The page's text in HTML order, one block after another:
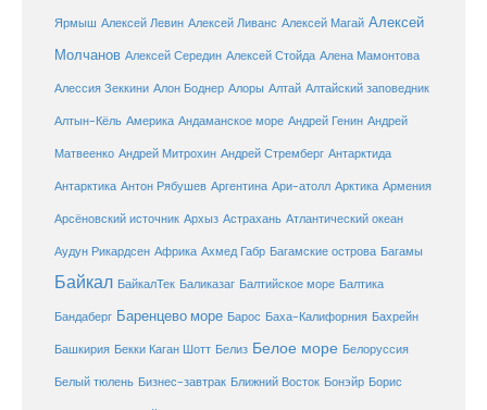
Ярмыш Алексей Левин Алексей Ливанс Алексей Магай Алексей
Молчанов Алексей Середин Алексей Стойда Алена Мамонтова
Алессия Зеккини Алон Боднер Алоры Алтай Алтайский заповедник
Алтын-Кёль Америка Андаманское море Андрей Генин Андрей
Матвеенко Андрей Митрохин Андрей Стремберг Антарктида
Антарктика Антон Рябушев Аргентина Ари-атолл Арктика Армения
Арсёновский источник Архыз Астрахань Атлантический океан
Аудун Рикардсен Африка Ахмед Габр Багамские острова Багамы
Байкал БайкалТек Баликазаг Балтийское море Балтика
Бандаберг Баренцево море Барос Баха-Калифорния Бахрейн
Башкирия Бекки Каган Шотт Белиз Белое море Белоруссия
Белый тюлень Бизнес-завтрак Ближний Восток Бонэйр Борис